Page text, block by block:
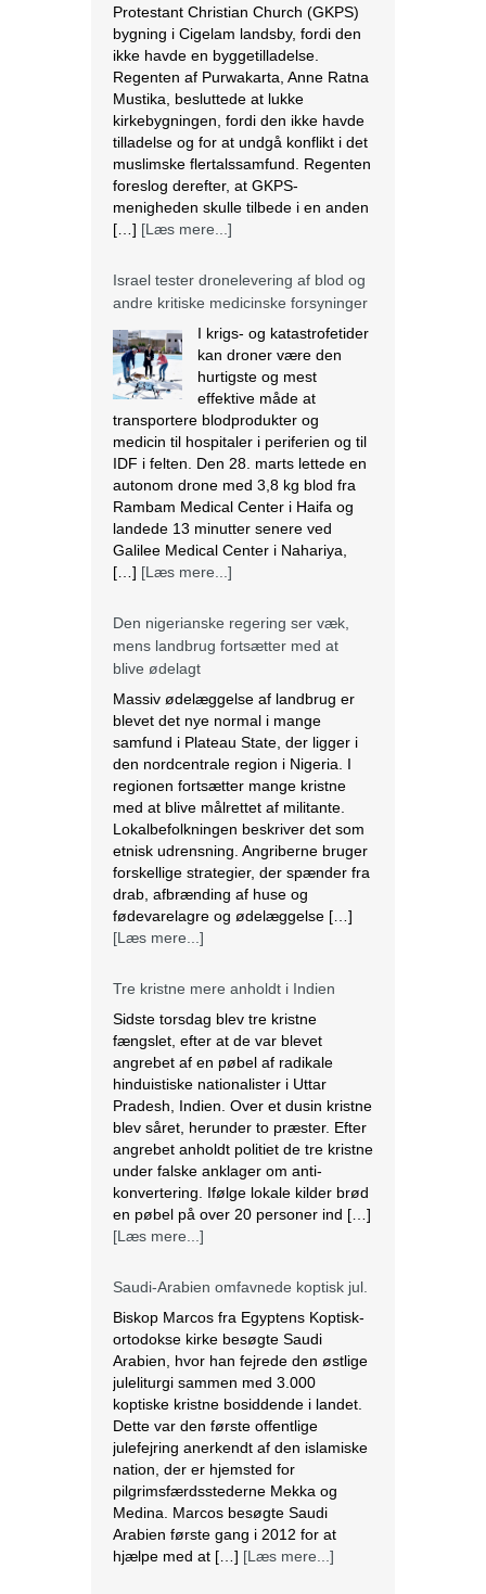
Protestant Christian Church (GKPS)
bygning i Cigelam landsby, fordi den
ikke havde en byggetilladelse.
Regenten af Purwakarta, Anne Ratna
Mustika, besluttede at lukke
kirkebygningen, fordi den ikke havde
tilladelse og for at undgå konflikt i det
muslimske flertalssamfund. Regenten
foreslog derefter, at GKPS-
menigheden skulle tilbede i en anden
[…] [Læs mere...]
Israel tester dronelevering af blod og
andre kritiske medicinske forsyninger
I krigs- og katastrofetider
kan droner være den
hurtigste og mest
effektive måde at
transportere blodprodukter og
medicin til hospitaler i periferien og til
IDF i felten. Den 28. marts lettede en
autonom drone med 3,8 kg blod fra
Rambam Medical Center i Haifa og
landede 13 minutter senere ved
Galilee Medical Center i Nahariya,
[…] [Læs mere...]
Den nigerianske regering ser væk,
mens landbrug fortsætter med at
blive ødelagt
Massiv ødelæggelse af landbrug er
blevet det nye normal i mange
samfund i Plateau State, der ligger i
den nordcentrale region i Nigeria. I
regionen fortsætter mange kristne
med at blive målrettet af militante.
Lokalbefolkningen beskriver det som
etnisk udrensning. Angriberne bruger
forskellige strategier, der spænder fra
drab, afbrænding af huse og
fødevarelagre og ødelæggelse […]
[Læs mere...]
Tre kristne mere anholdt i Indien
Sidste torsdag blev tre kristne
fængslet, efter at de var blevet
angrebet af en pøbel af radikale
hinduistiske nationalister i Uttar
Pradesh, Indien. Over et dusin kristne
blev såret, herunder to præster. Efter
angrebet anholdt politiet de tre kristne
under falske anklager om anti-
konvertering. Ifølge lokale kilder brød
en pøbel på over 20 personer ind […]
[Læs mere...]
Saudi-Arabien omfavnede koptisk jul.
Biskop Marcos fra Egyptens Koptisk-
ortodokse kirke besøgte Saudi
Arabien, hvor han fejrede den østlige
juleliturgi sammen med 3.000
koptiske kristne bosiddende i landet.
Dette var den første offentlige
julefejring anerkendt af den islamiske
nation, der er hjemsted for
pilgrimsfærdsstederne Mekka og
Medina. Marcos besøgte Saudi
Arabien første gang i 2012 for at
hjælpe med at […] [Læs mere...]